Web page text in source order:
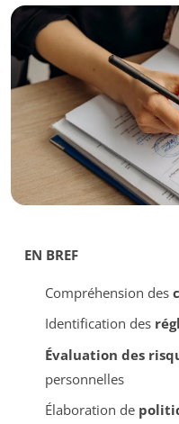
EN BREF
Compréhension des
Identification des
Évaluation des
personnelles
Élaboration de